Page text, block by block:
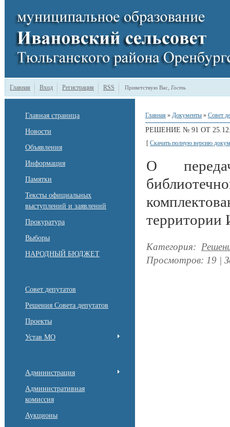
Главная Вход Регистрация RSS Приветствую Вас Гость
Главная страница
Новости
Объявления
Информация
Памятки
Тексты официальных
выступлений и заявлений
Прокуратура
Выборы
НАРОДНЫЙ БЮДЖЕТ
Совет депутатов
Решения Совета депутатов
Проекты
Устав МО
Администрация
Административная
комиссия
Аукционы
Главная » Документы » Совет
РЕШЕНИЕ № 91 ОТ
[ Скачать полную версию
О
территории
Категория:
Просмотров: 19 |